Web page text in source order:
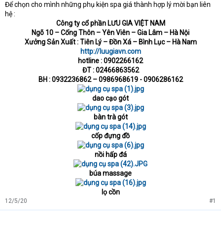
Để chọn cho mình những phụ kiện spa giá thành hợp lý mời bạn liên
hệ :
Công ty cổ phần LƯU GIA VIỆT NAM
Ngõ 10 – Cống Thôn – Yên Viên – Gia Lâm – Hà Nội
Xưởng Sản Xuất : Tiên Lý – Đồn Xá – Bình Lục – Hà Nam
http://luugiavn.com
hotline : 0902266162
ĐT : 02466863562
BH : 0932236862 – 0986968619 - 0906286162
dao cạo gót
bàn trà gót
cốp đựng đồ
nồi hấp đá
búa massage
lọ cồn
12/5/20 #1